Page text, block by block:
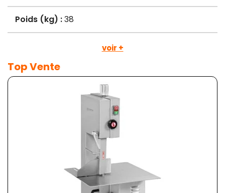
Poids (kg) :38
voir +
Top Vente